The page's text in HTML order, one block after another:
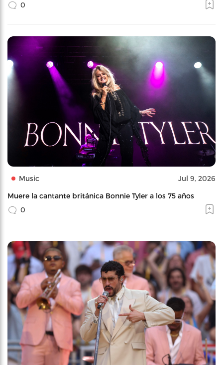
0
Music Jul 9, 2026
Muere la cantante británica Bonnie Tyler a los 75 años
0